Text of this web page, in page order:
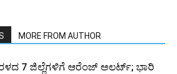
MORE FROM AUTHOR
7 ಜಿಲ್ಲೆಗಳಿಗೆ ಆರೆಂಜ್ ಅಲರ್ಟ್; ಭಾರಿ